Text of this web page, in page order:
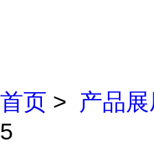
首页 > 产品
5